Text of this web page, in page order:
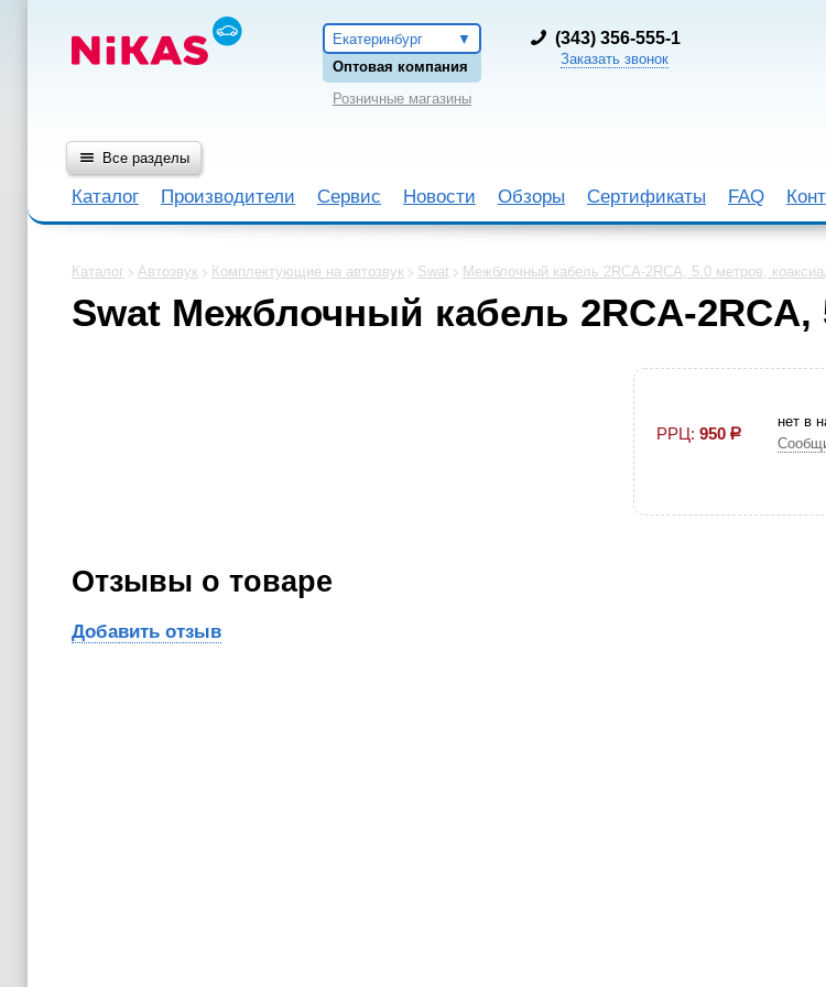
Екатеринбург
Оптовая компания
Розничные магазины
(343) 356-555-1
Заказать звонок
Все разделы
Каталог Производители Сервис Новости Обзоры Сертификаты FAQ
Каталог Автозвук Комплектующие на автозвук Swat Межблочный кабель 2RCA-2RCA, 5.0 метров,
Swat Межблочный кабель 2RCA-2RCA,
РРЦ: 950 р
нет в
Отзывы о товаре
Добавить отзыв